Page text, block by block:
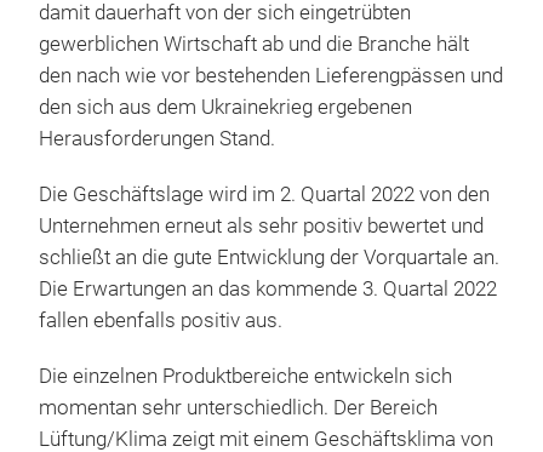
damit dauerhaft von der sich eingetrübten
gewerblichen Wirtschaft ab und die Branche hält
den nach wie vor bestehenden Lieferengpässen und
den sich aus dem Ukrainekrieg ergebenen
Herausforderungen Stand.
Die Geschäftslage wird im 2. Quartal 2022 von den
Unternehmen erneut als sehr positiv bewertet und
schließt an die gute Entwicklung der Vorquartale an.
Die Erwartungen an das kommende 3. Quartal 2022
fallen ebenfalls positiv aus.
Die einzelnen Produktbereiche entwickeln sich
momentan sehr unterschiedlich. Der Bereich
Lüftung/Klima zeigt mit einem Geschäftsklima von